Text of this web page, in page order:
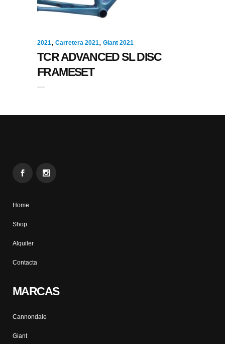
2021, Carretera 2021, Giant 2021
TCR ADVANCED SL DISC
FRAMESET
Home
Shop
Alquiler
Contacta
MARCAS
Cannondale
Giant